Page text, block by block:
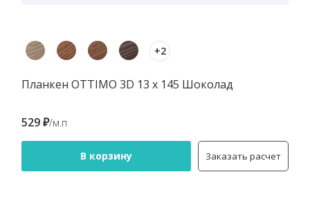
+2
Планкен OTTIMO 3D 13 х 145 Шоколад
529 ₽/м.п
В корзину Заказать расчет